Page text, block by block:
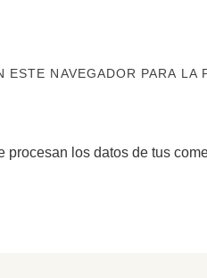
NAVEGADOR PARA LA
procesan los datos de tus